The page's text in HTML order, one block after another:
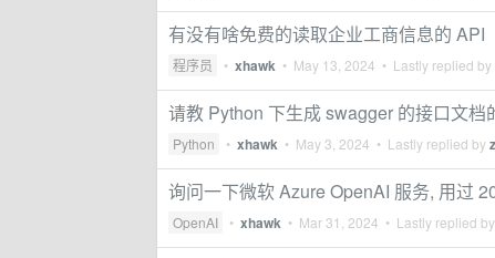
有没有啥免费的读取企业工商信息的 API
程序员 • xhawk • May 13, 2024 • Lastly replied by
请教 Python 下生成 swagger 的接口文档
Python • xhawk • May 3, 2024 • Lastly replied by
询问一下微软 Azure OpenAI 服务, 用过
OpenAI • xhawk • Mar 31, 2024 • Lastly replied by